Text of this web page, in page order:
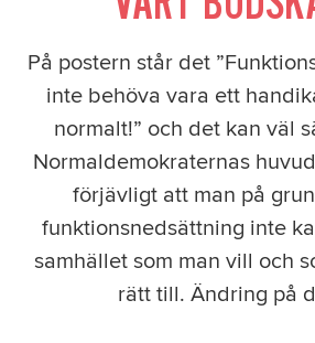
På postern står det
inte behöva vara ett
normalt!” och det kan väl
Normaldemokraternas
förjävligt att man på
funktionsnedsättning inte
samhället som man vill och
rätt till. Ändring på